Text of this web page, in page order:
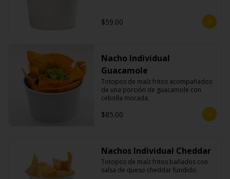
$59.00
Nacho Individual
Guacamole
Totopos de maíz fritos acompañados
de una porción de guacamole con
cebolla morada.
$85.00
Nachos Individual Cheddar
Totopos de maíz fritos bañados con
salsa de queso cheddar fundido.